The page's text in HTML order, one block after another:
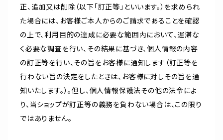
正、追加又は削除（以下「訂正等」といいます。）を求められ
た場合には、お客様ご本人からのご請求であることを確認
の上で、利用目的の達成に必要な範囲内において、遅滞な
く必要な調査を行い、その結果に基づき、個人情報の内容
の訂正等を行い、その旨をお客様に通知します（訂正等を
行わない旨の決定をしたときは、お客様に対しその旨を通
知いたします。）。但し、個人情報保護法その他の法令によ
り、当ショップが訂正等の義務を負わない場合は、この限り
ではありません。